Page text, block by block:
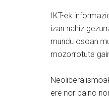
IKT-ek
izan nahiz
mundu osoan
mozorrotuta
ere nor baino